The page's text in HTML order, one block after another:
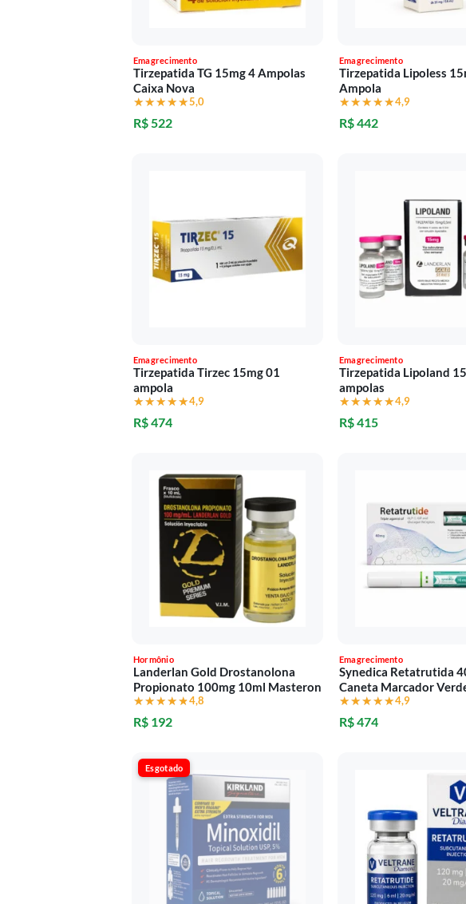
Emagrecimento
Tirzepatida TG 15mg 4 Ampolas
Caixa Nova
★★★★★
★★★★★5,0
R$ 522
Emagrecimento
Tirzepatida Lipoless
Ampola
★★★★★
★★★★★4,9
R$ 442
Emagrecimento
Tirzepatida Tirzec 15mg 01
ampola
★★★★★
★★★★★4,9
R$ 474
Emagrecimento
Tirzepatida Lipoland
ampolas
★★★★★
★★★★★4,9
R$ 415
Hormônio
Landerlan Gold Drostanolona
Propionato 100mg 10ml Masteron
★★★★★
★★★★★4,8
R$ 192
Emagrecimento
Synedica Retatrutida
Caneta Marcador
★★★★★
★★★★★4,9
R$ 474
Esgotado